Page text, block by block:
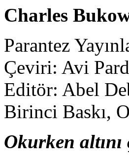
Charles
Parantez
Çeviri: Avi
Editör: Abel
Birinci Baskı,
Okurken